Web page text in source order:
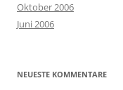
Oktober 2006
Juni 2006
NEUESTE KOMMENTARE